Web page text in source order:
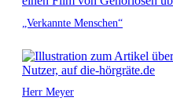
„Verkannte Menschen“
Herr Meyer